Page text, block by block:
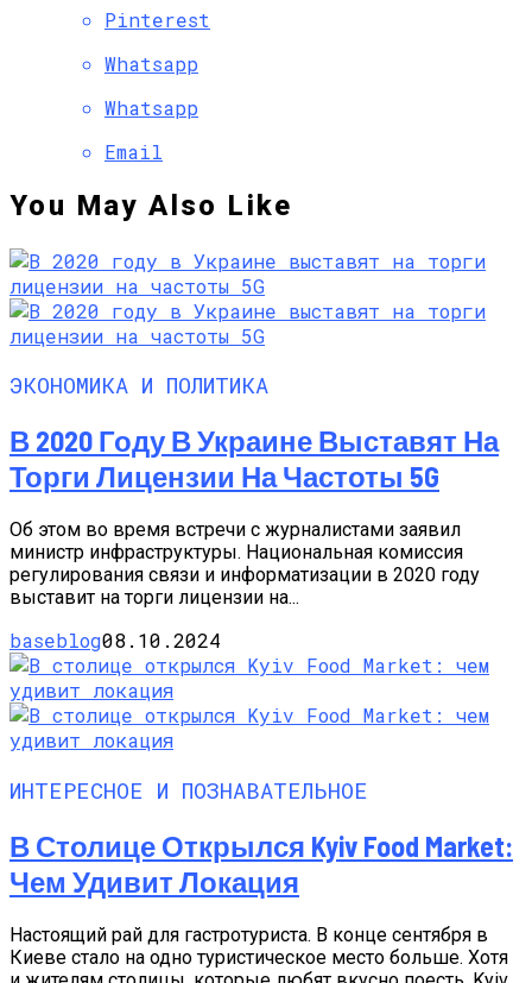
Pinterest
Whatsapp
Whatsapp
Email
You May Also Like
ЭКОНОМИКА И ПОЛИТИКА
В 2020 Году В Украине Выставят На
Торги Лицензии На Частоты 5G
Об этом во время встречи с журналистами заявил
министр инфраструктуры. Национальная комиссия
регулирования связи и информатизации в 2020 году
выставит на торги лицензии на...
baseblog08.10.2024
ИНТЕРЕСНОЕ И ПОЗНАВАТЕЛЬНОЕ
В Столице Открылся Kyiv Food Market:
Чем Удивит Локация
Настоящий рай для гастротуриста. В конце сентября в
Киеве стало на одно туристическое место больше. Хотя